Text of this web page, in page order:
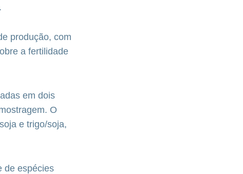
produção, com
a fertilidade
em dois
O
e trigo/soja,
de espécies